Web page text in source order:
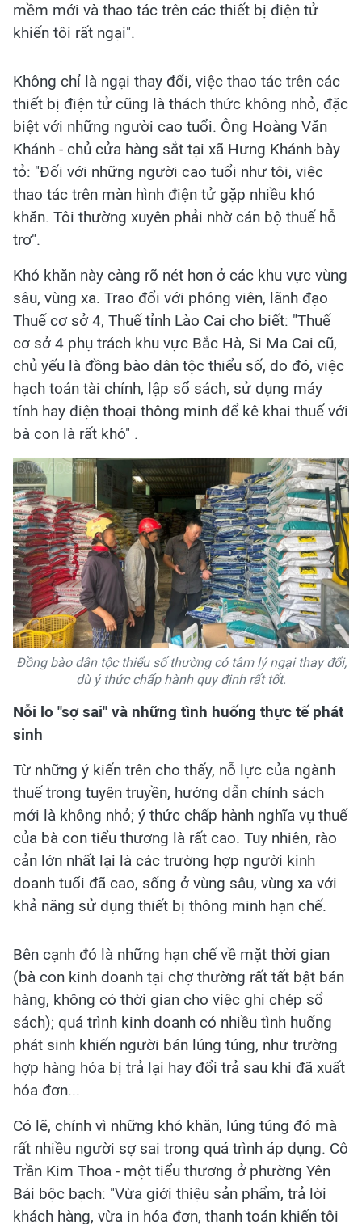
mềm mới và thao tác trên các thiết bị điện tử
khiến tôi rất ngại".
Không chỉ là ngại thay đổi, việc thao tác trên các
thiết bị điện tử cũng là thách thức không nhỏ, đặc
biệt với những người cao tuổi. Ông Hoàng Văn
Khánh - chủ cửa hàng sắt tại xã Hưng Khánh bày
tỏ: "Đối với những người cao tuổi như tôi, việc
thao tác trên màn hình điện tử gặp nhiều khó
khăn. Tôi thường xuyên phải nhờ cán bộ thuế hỗ
trợ".
Khó khăn này càng rõ nét hơn ở các khu vực vùng
sâu, vùng xa. Trao đổi với phóng viên, lãnh đạo
Thuế cơ sở 4, Thuế tỉnh Lào Cai cho biết: "Thuế
cơ sở 4 phụ trách khu vực Bắc Hà, Si Ma Cai cũ,
chủ yếu là đồng bào dân tộc thiểu số, do đó, việc
hạch toán tài chính, lập sổ sách, sử dụng máy
tính hay điện thoại thông minh để kê khai thuế với
bà con là rất khó" .
Đồng bào dân tộc thiểu số thường có tâm lý ngại thay đổi,
dù ý thức chấp hành quy định rất tốt.
Nỗi lo "sợ sai" và những tình huống thực tế phát
sinh
Từ những ý kiến trên cho thấy, nỗ lực của ngành
thuế trong tuyên truyền, hướng dẫn chính sách
mới là không nhỏ; ý thức chấp hành nghĩa vụ thuế
của bà con tiểu thương là rất cao. Tuy nhiên, rào
cản lớn nhất lại là các trường hợp người kinh
doanh tuổi đã cao, sống ở vùng sâu, vùng xa với
khả năng sử dụng thiết bị thông minh hạn chế.
Bên cạnh đó là những hạn chế về mặt thời gian
(bà con kinh doanh tại chợ thường rất tất bật bán
hàng, không có thời gian cho việc ghi chép sổ
sách); quá trình kinh doanh có nhiều tình huống
phát sinh khiến người bán lúng túng, như trường
hợp hàng hóa bị trả lại hay đổi trả sau khi đã xuất
hóa đơn...
Có lẽ, chính vì những khó khăn, lúng túng đó mà
rất nhiều người sợ sai trong quá trình áp dụng. Cô
Trần Kim Thoa - một tiểu thương ở phường Yên
Bái bộc bạch: "Vừa giới thiệu sản phẩm, trả lời
khách hàng, vừa in hóa đơn, thanh toán khiến tôi